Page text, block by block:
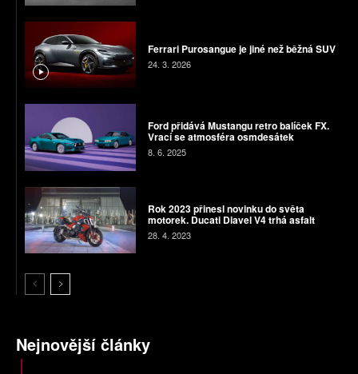
Ferrari Purosangue je jiné než běžná SUV
24. 3. 2026
Ford přidává Mustangu retro balíček FX.
Vrací se atmosféra osmdesátek
8. 6. 2025
Rok 2023 přinesl novinku do světa
motorek. Ducati Diavel V4 trhá asfalt
28. 4. 2023
Nejnovější články